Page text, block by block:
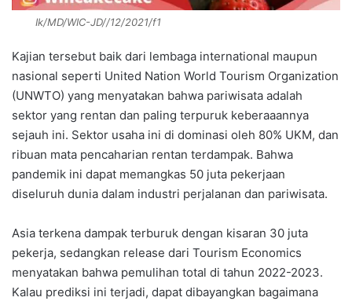
Ik/MD/WIC-JD//12/2021/f1
Kajian tersebut baik dari lembaga international maupun
nasional seperti United Nation World Tourism Organization
(UNWTO) yang menyatakan bahwa pariwisata adalah
sektor yang rentan dan paling terpuruk keberaaannya
sejauh ini. Sektor usaha ini di dominasi oleh 80% UKM, dan
ribuan mata pencaharian rentan terdampak. Bahwa
pandemik ini dapat memangkas 50 juta pekerjaan
diseluruh dunia dalam industri perjalanan dan pariwisata.
Asia terkena dampak terburuk dengan kisaran 30 juta
pekerja, sedangkan release dari Tourism Economics
menyatakan bahwa pemulihan total di tahun 2022-2023.
Kalau prediksi ini terjadi, dapat dibayangkan bagaimana